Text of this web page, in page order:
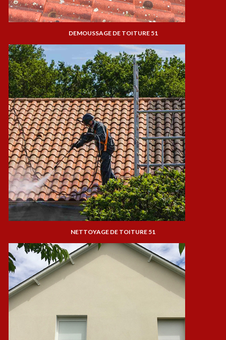
DEMOUSSAGE DE TOITURE 51
NETTOYAGE DE TOITURE 51